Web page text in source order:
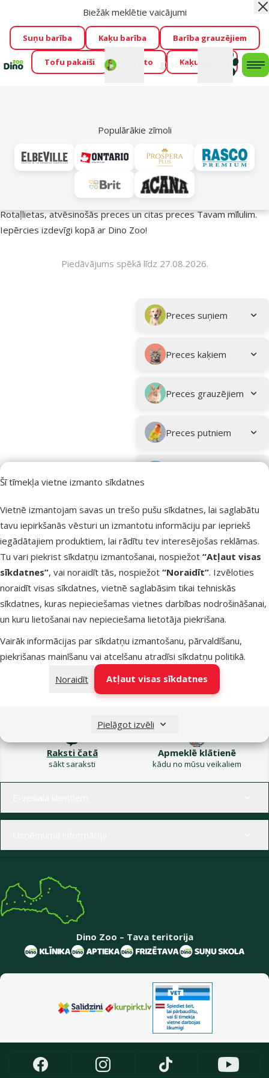
Visu mēnesi Dino Zoo piedāvā lieliskas cenas mīluļu TOP
barībām! 🍖→Skatīt piedāvājumu!
Fotokonkurss “GADA ŪSAIŅI”!
Varbūt tieši Tavs mīlulis
būs 2027. gada zvaigzne
→Piedalīties
Šī tīmekļa vietne izmanto sīkdatnes
Vietnē izmantojam savas un trešo pušu sīkdatnes, lai saglabātu
tavu iepirkšanās vēsturi un izmantotu informāciju par iepriekš
iegādātajiem produktiem, lai rādītu tev interesējošas reklāmas.
Tu vari piekrist sīkdatņu izmantošanai, nospiežot “Atļaut visas
sīkdatnes”, vai noraidīt tās, nospiežot “Noraidīt”. Izvēloties
noraidīt visas sīkdatnes, vietnē saglabāsim tikai tehniskās
sīkdatnes, kuras nepieciešamas vietnes darbības nodrošināšanai,
un kuru lietošanai nav nepieciešama lietotāja piekrišana.
Vairāk informācijas par sīkdatņu izmantošanu, pārvaldīšanu,
piekrišanas mainīšanu vai atcelšanu atradīsi sīkdatņu politikā.
Noraidīt
Atļaut visas sīkdatnes
Pielāgot izvēli
Mans
konts
Biežāk meklētie vaicājumi
Suņu barība Kaķu barība Barība grauzējiem
Tofu pakaiši Foresto Kaķu mājas
Populārākie zīmoli
Vasara turpinās – atlaides katrai gaumei!
Rotaļlietas, atvēsinošās preces un citas preces Tavam mīlulim.
Iepērcies izdevīgi kopā ar Dino Zoo!
Piedāvājums spēkā līdz 27.08.2026.
Apakškategorija
Preces suņiem
Preces kaķiem
Preces grauzējiem
Preces putniem
Preces
eksotiskajiem
Filtrs
Kampaņa: Vasara
turpinās – atlaides katrai
gaumei!
Kārtot pēc
Produkti nav atrasti
Raksti čatā
sākt saraksti
Apmeklē klātienē
kādu no mūsu veikaliem
Dino Zoo – Tava teritorija